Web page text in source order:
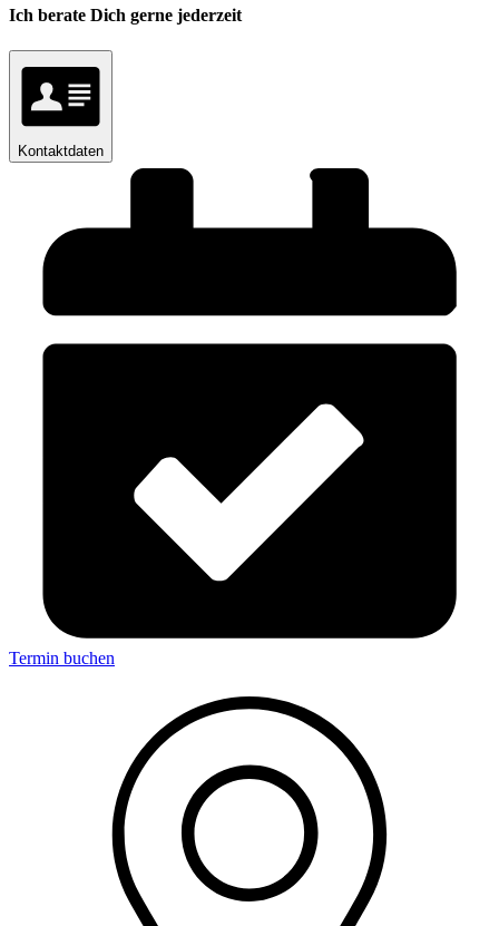
Ich berate Dich gerne jederzeit
Kontaktdaten
Termin buchen